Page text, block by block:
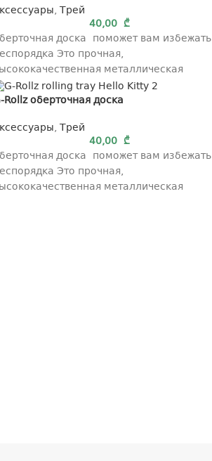
, Трей
40,00 ₾
доска поможет вам избежать
Это прочная,
металлическая
удобного размера с
рисунком. Подлинность
Rollz оберточная доска
, Трей
40,00 ₾
доска поможет вам избежать
Это прочная,
металлическая